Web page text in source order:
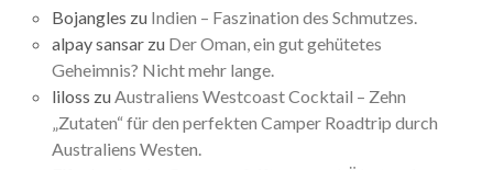
Bojangles zu Indien – Faszination des Schmutzes.
alpay sansar zu Der Oman, ein gut gehütetes
Geheimnis? Nicht mehr lange.
liloss zuAustraliens Westcoast Cocktail – Zehn
„Zutaten“ für den perfekten Camper Roadtrip durch
Australiens Westen.